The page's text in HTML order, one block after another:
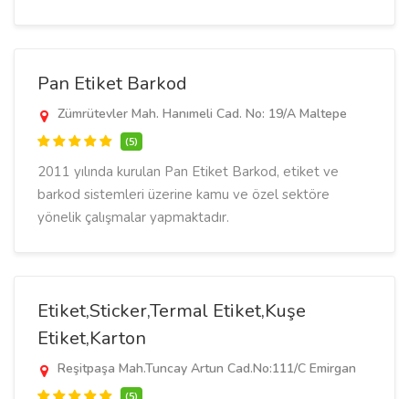
Pan Etiket Barkod
Zümrütevler Mah. Hanımeli Cad. No: 19/A Maltepe
(5)
2011 yılında kurulan Pan Etiket Barkod, etiket ve
barkod sistemleri üzerine kamu ve özel sektöre
yönelik çalışmalar yapmaktadır.
Etiket,Sticker,Termal Etiket,Kuşe
Etiket,Karton
Reşitpaşa Mah.Tuncay Artun Cad.No:111/C Emirgan
(5)